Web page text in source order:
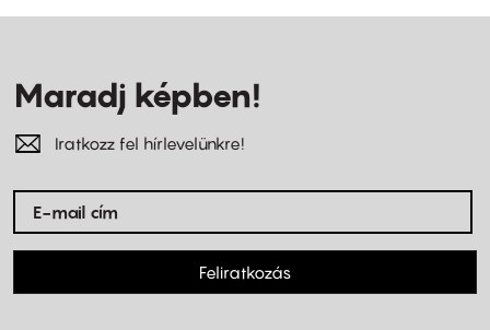
Maradj képben!
Iratkozz fel hírlevelünkre!
Feliratkozás